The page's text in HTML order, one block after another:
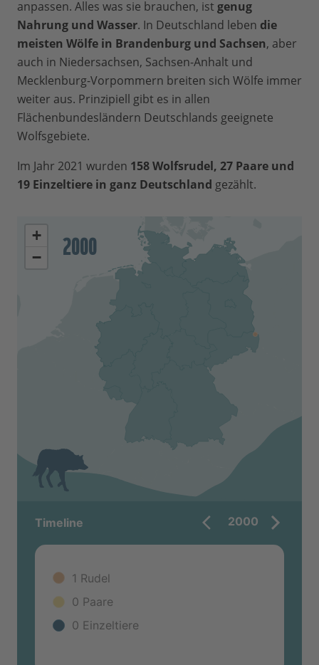
ängstlichen Wolfes zwischen die Beine
geklemmt.
„geschnürten Trab“. Sie sparen Energie,
indem sie wie auf einer Linie laufen. Die
Hinterpfoten werden dabei genau in die
Abdrücke der Vorderpfoten gesetzt.
anpassen. Alles was sie brauchen, ist genug
Nahrung und Wasser. In Deutschland leben die
meisten Wölfe in Brandenburg und Sachsen, aber
auch in Niedersachsen, Sachsen-Anhalt und
Mecklenburg-Vorpommern breiten sich Wölfe immer
weiter aus. Prinzipiell gibt es in allen
Flächenbundesländern Deutschlands geeignete
Wolfsgebiete.
Im Jahr 2021 wurden 158 Wolfsrudel, 27 Paare und
19 Einzeltiere in ganz Deutschland gezählt.